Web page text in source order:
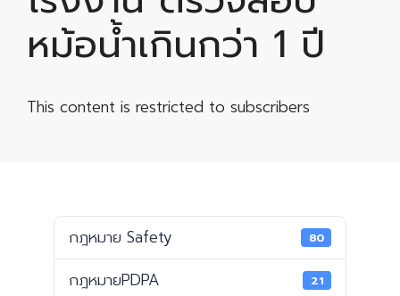
หม้อน้ำเกินกว่า 1 ปี
This content is restricted to subscribers
กฎหมาย Safety 80
กฎหมายPDPA 21